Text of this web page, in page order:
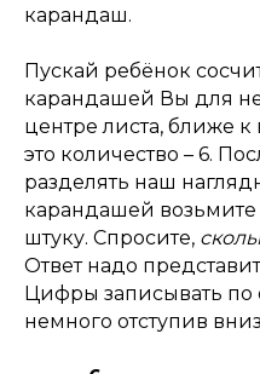
карандаш.
Пускай ребёнок
карандашей Вы для
центре листа, ближе к
это количество – 6.
разделять наш
карандашей возьмите
штуку. Спросите,
Ответ надо
Цифры записывать по
немного отступив